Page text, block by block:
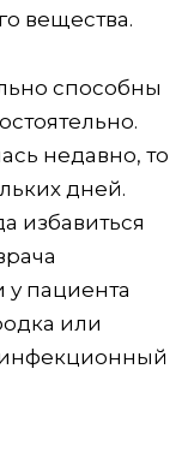
вещества.
способны
недавно, то
дней.
избавиться
пациента
или